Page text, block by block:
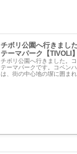
チボリ公園へ行きまし
テーマパーク【TIVOLI】
チボリ公園へ行きました。
テーマパークです。コペン
は、街の中心地の塀に囲ま